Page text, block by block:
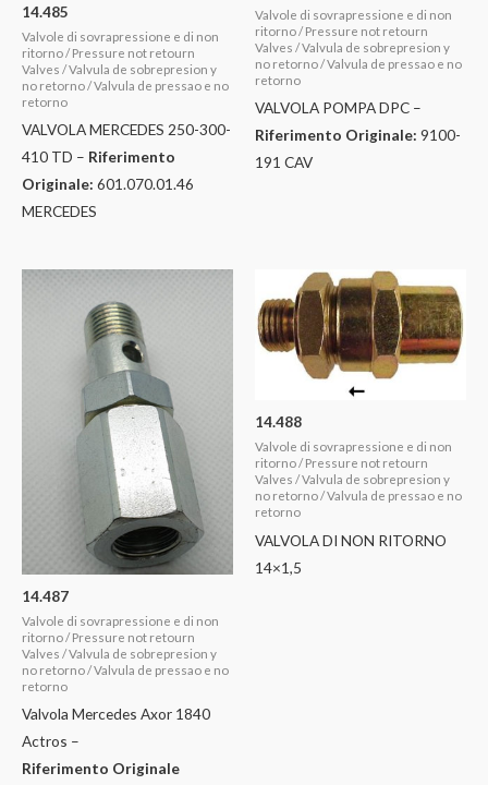
14.485
Valvole di sovrapressione e di non
ritorno / Pressure not retourn
Valves / Valvula de sobrepresion y
no retorno / Valvula de pressao e no
retorno
VALVOLA MERCEDES 250-300-
410 TD – Riferimento
Originale: 601.070.01.46
MERCEDES
Valvole di sovrapressione e di non
ritorno / Pressure not retourn
Valves / Valvula de sobrepresion y
no retorno / Valvula de pressao e no
retorno
VALVOLA POMPA DPC –
Riferimento Originale: 9100-
191 CAV
14.487
Valvole di sovrapressione e di non
ritorno / Pressure not retourn
Valves / Valvula de sobrepresion y
no retorno / Valvula de pressao e no
retorno
Valvola Mercedes Axor 1840
Actros –
Riferimento Originale
14.488
Valvole di sovrapressione e di non
ritorno / Pressure not retourn
Valves / Valvula de sobrepresion y
no retorno / Valvula de pressao e no
retorno
VALVOLA DI NON RITORNO
14×1,5